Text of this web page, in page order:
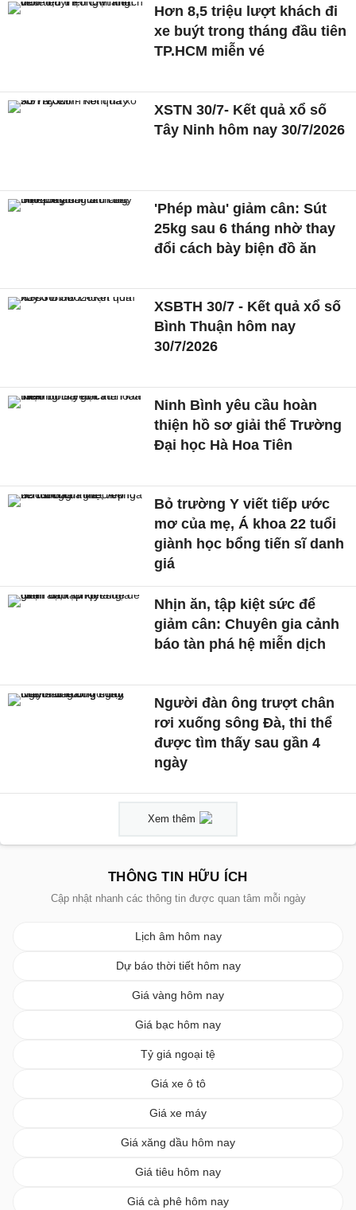
Hơn 8,5 triệu lượt khách đi
xe buýt trong tháng đầu tiên
TP.HCM miễn vé
XSTN 30/7- Kết quả xổ số
Tây Ninh hôm nay 30/7/2026
'Phép màu' giảm cân: Sút
25kg sau 6 tháng nhờ thay
đổi cách bày biện đồ ăn
XSBTH 30/7 - Kết quả xổ số
Bình Thuận hôm nay
30/7/2026
Ninh Bình yêu cầu hoàn
thiện hồ sơ giải thể Trường
Đại học Hà Hoa Tiên
Bỏ trường Y viết tiếp ước
mơ của mẹ, Á khoa 22 tuổi
giành học bổng tiến sĩ danh
giá
Nhịn ăn, tập kiệt sức để
giảm cân: Chuyên gia cảnh
báo tàn phá hệ miễn dịch
Người đàn ông trượt chân
rơi xuống sông Đà, thi thể
được tìm thấy sau gần 4
ngày
Xem thêm
THÔNG TIN HỮU ÍCH
Cập nhật nhanh các thông tin được quan tâm mỗi ngày
Lịch âm hôm nay
Dự báo thời tiết hôm nay
Giá vàng hôm nay
Giá bạc hôm nay
Tỷ giá ngoại tệ
Giá xe ô tô
Giá xe máy
Giá xăng dầu hôm nay
Giá tiêu hôm nay
Giá cà phê hôm nay